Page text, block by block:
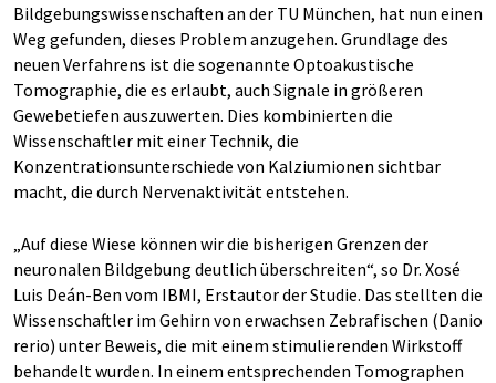
Bildgebungswissenschaften an der TU München, hat nun einen
Weg gefunden, dieses Problem anzugehen. Grundlage des
neuen Verfahrens ist die sogenannte Optoakustische
Tomographie, die es erlaubt, auch Signale in größeren
Gewebetiefen auszuwerten. Dies kombinierten die
Wissenschaftler mit einer Technik, die
Konzentrationsunterschiede von Kalziumionen sichtbar
macht, die durch Nervenaktivität entstehen.
„Auf diese Wiese können wir die bisherigen Grenzen der
neuronalen Bildgebung deutlich überschreiten“, so Dr. Xosé
Luis Deán-Ben vom IBMI, Erstautor der Studie. Das stellten die
Wissenschaftler im Gehirn von erwachsen Zebrafischen (Danio
rerio) unter Beweis, die mit einem stimulierenden Wirkstoff
behandelt wurden. In einem entsprechenden Tomographen